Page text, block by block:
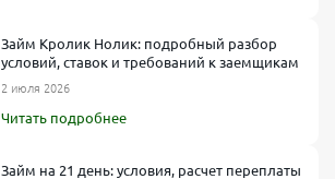
Займ Кролик Нолик: подробный разбор
условий, ставок и требований к заемщикам
2 июля 2026
Читать подробнее
Займ на 21 день: условия, расчет переплаты